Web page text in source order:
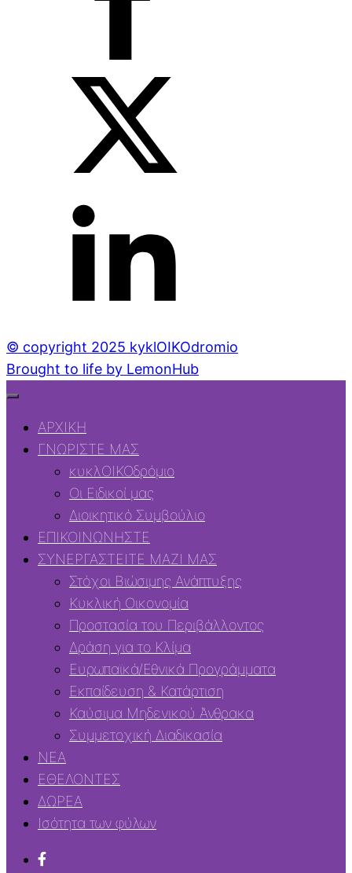
© copyright 2025 kyklOIKOdromio
Brought to life by LemonHub
ΑΡΧΙΚΗ
ΓΝΩΡΙΣΤΕ ΜΑΣ
κυκλΟΙΚΟδρόμιο
Οι Ειδικοί μας
Διοικητικό Συμβούλιο
ΕΠΙΚΟΙΝΩΝΗΣΤΕ
ΣΥΝΕΡΓΑΣΤΕΙΤΕ ΜΑΖΙ ΜΑΣ
Στόχοι Βιώσιμης Ανάπτυξης
Κυκλική Οικονομία
Προστασία του Περιβάλλοντος
Δράση για το Κλίμα
Ευρωπαϊκά/Εθνικά Προγράμματα
Εκπαίδευση & Κατάρτιση
Καύσιμα Μηδενικού Άνθρακα
Συμμετοχική Διαδικασία
ΝΕΑ
ΕΘΕΛΟΝΤΕΣ
ΔΩΡΕΑ
Ισότητα των φύλων